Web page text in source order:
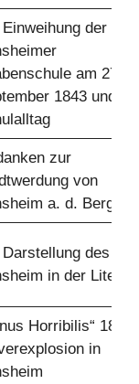
der
am 27.
1843 und
zur
von
a. d. Bergstr.
Darstellung des
in der
Horribilis“ 1822
in